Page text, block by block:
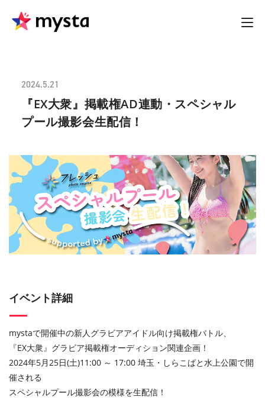
2024.5.21
『EX大衆』掲載権AD連動・スペシャル
プール撮影会生配信！
イベント詳細
mystaで開催中の新人グラビアアイドル向け掲載権バトル、
『EX大衆』グラビア掲載権オーディション関連企画！
2024年5月25日(土)11:00 ～ 17:00 埼玉・しらこばと水上公園で開
催される
スペシャルプール撮影会の模様を生配信！